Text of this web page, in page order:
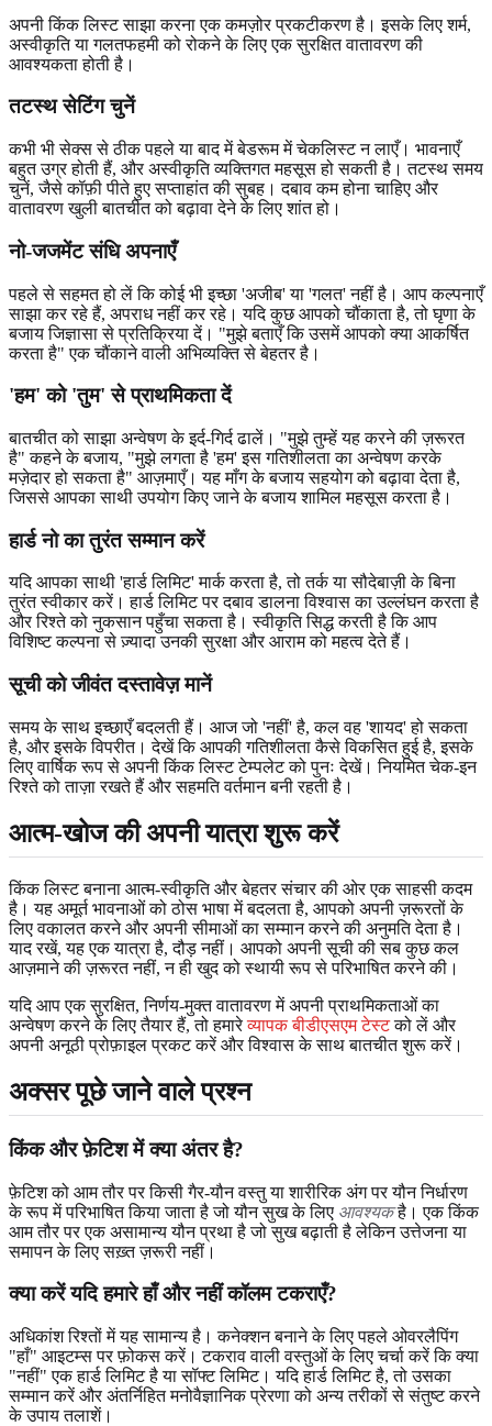
अपनी किंक लिस्ट साझा करना एक कमज़ोर प्रकटीकरण है। इसके लिए शर्म,
अस्वीकृति या गलतफहमी को रोकने के लिए एक सुरक्षित वातावरण की
आवश्यकता होती है।
तटस्थ सेटिंग चुनें
कभी भी सेक्स से ठीक पहले या बाद में बेडरूम में चेकलिस्ट न लाएँ। भावनाएँ
बहुत उग्र होती हैं, और अस्वीकृति व्यक्तिगत महसूस हो सकती है। तटस्थ समय
चुनें, जैसे कॉफ़ी पीते हुए सप्ताहांत की सुबह। दबाव कम होना चाहिए और
वातावरण खुली बातचीत को बढ़ावा देने के लिए शांत हो।
नो-जजमेंट संधि अपनाएँ
पहले से सहमत हो लें कि कोई भी इच्छा 'अजीब' या 'गलत' नहीं है। आप कल्पनाएँ
साझा कर रहे हैं, अपराध नहीं कर रहे। यदि कुछ आपको चौंकाता है, तो घृणा के
बजाय जिज्ञासा से प्रतिक्रिया दें। "मुझे बताएँ कि उसमें आपको क्या आकर्षित
करता है" एक चौंकाने वाली अभिव्यक्ति से बेहतर है।
'हम' को 'तुम' से प्राथमिकता दें
बातचीत को साझा अन्वेषण के इर्द-गिर्द ढालें। "मुझे तुम्हें यह करने की ज़रूरत
है" कहने के बजाय, "मुझे लगता है 'हम' इस गतिशीलता का अन्वेषण करके
मज़ेदार हो सकता है" आज़माएँ। यह माँग के बजाय सहयोग को बढ़ावा देता है,
जिससे आपका साथी उपयोग किए जाने के बजाय शामिल महसूस करता है।
हार्ड नो का तुरंत सम्मान करें
यदि आपका साथी 'हार्ड लिमिट' मार्क करता है, तो तर्क या सौदेबाज़ी के बिना
तुरंत स्वीकार करें। हार्ड लिमिट पर दबाव डालना विश्वास का उल्लंघन करता है
और रिश्ते को नुकसान पहुँचा सकता है। स्वीकृति सिद्ध करती है कि आप
विशिष्ट कल्पना से ज़्यादा उनकी सुरक्षा और आराम को महत्व देते हैं।
सूची को जीवंत दस्तावेज़ मानें
समय के साथ इच्छाएँ बदलती हैं। आज जो 'नहीं' है, कल वह 'शायद' हो सकता
है, और इसके विपरीत। देखें कि आपकी गतिशीलता कैसे विकसित हुई है, इसके
लिए वार्षिक रूप से अपनी किंक लिस्ट टेम्पलेट को पुनः देखें। नियमित चेक-इन
रिश्ते को ताज़ा रखते हैं और सहमति वर्तमान बनी रहती है।
आत्म-खोज की अपनी यात्रा शुरू करें
किंक लिस्ट बनाना आत्म-स्वीकृति और बेहतर संचार की ओर एक साहसी कदम
है। यह अमूर्त भावनाओं को ठोस भाषा में बदलता है, आपको अपनी ज़रूरतों के
लिए वकालत करने और अपनी सीमाओं का सम्मान करने की अनुमति देता है।
याद रखें, यह एक यात्रा है, दौड़ नहीं। आपको अपनी सूची की सब कुछ कल
आज़माने की ज़रूरत नहीं, न ही खुद को स्थायी रूप से परिभाषित करने की।
यदि आप एक सुरक्षित, निर्णय-मुक्त वातावरण में अपनी प्राथमिकताओं का
अन्वेषण करने के लिए तैयार हैं, तो हमारेव्यापक बीडीएसएम टेस्टको लें और
अपनी अनूठी प्रोफ़ाइल प्रकट करें और विश्वास के साथ बातचीत शुरू करें।
अक्सर पूछे जाने वाले प्रश्न
किंक और फ़ेटिश में क्या अंतर है?
फ़ेटिश को आम तौर पर किसी गैर-यौन वस्तु या शारीरिक अंग पर यौन निर्धारण
के रूप में परिभाषित किया जाता है जो यौन सुख के लिए आवश्यकहै। एक किंक
आम तौर पर एक असामान्य यौन प्रथा है जो सुख बढ़ाती है लेकिन उत्तेजना या
समापन के लिए सख़्त ज़रूरी नहीं।
क्या करें यदि हमारे हाँ और नहीं कॉलम टकराएँ?
अधिकांश रिश्तों में यह सामान्य है। कनेक्शन बनाने के लिए पहले ओवरलैपिंग
"हाँ" आइटम्स पर फ़ोकस करें। टकराव वाली वस्तुओं के लिए चर्चा करें कि क्या
"नहीं" एक हार्ड लिमिट है या सॉफ्ट लिमिट। यदि हार्ड लिमिट है, तो उसका
सम्मान करें और अंतर्निहित मनोवैज्ञानिक प्रेरणा को अन्य तरीकों से संतुष्ट करने
के उपाय तलाशें।